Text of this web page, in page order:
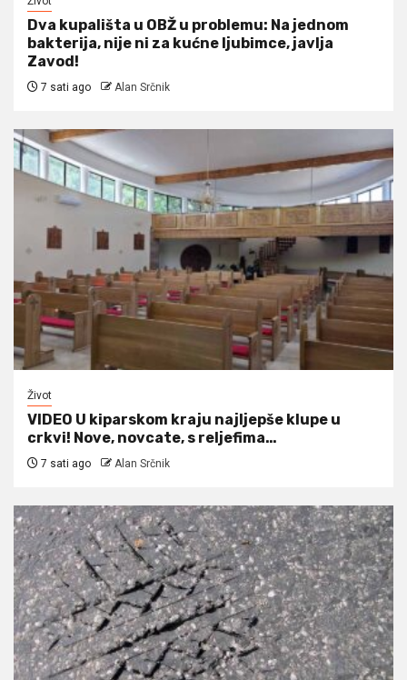
Dva kupališta u OBŽ u problemu: Na jednom
bakterija, nije ni za kućne ljubimce, javlja
Zavod!
7 sati ago Alan Srčnik
Život
VIDEO U kiparskom kraju najljepše klupe u
crkvi! Nove, novcate, s reljefima…
7 sati ago Alan Srčnik